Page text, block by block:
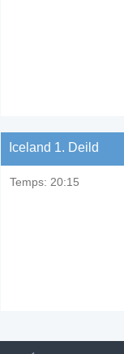
Iceland 1. Deild
Temps: 20:15